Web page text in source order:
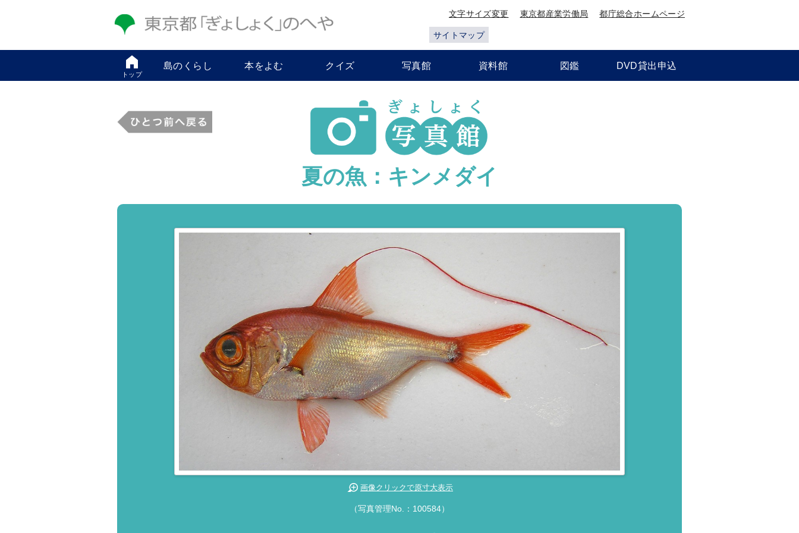
文字サイズ変更 東京都産業労働局 都庁総合ホームページ
サイトマップ
トップ
島のくらし 本をよむ クイズ 写真館 資料館 図鑑 DVD貸出申込
夏の魚：キンメダイ
画像クリックで原寸大表示
（写真管理No.：100584）